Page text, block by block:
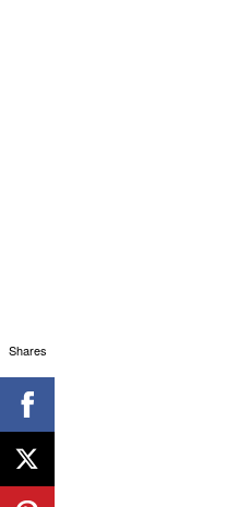
Shares